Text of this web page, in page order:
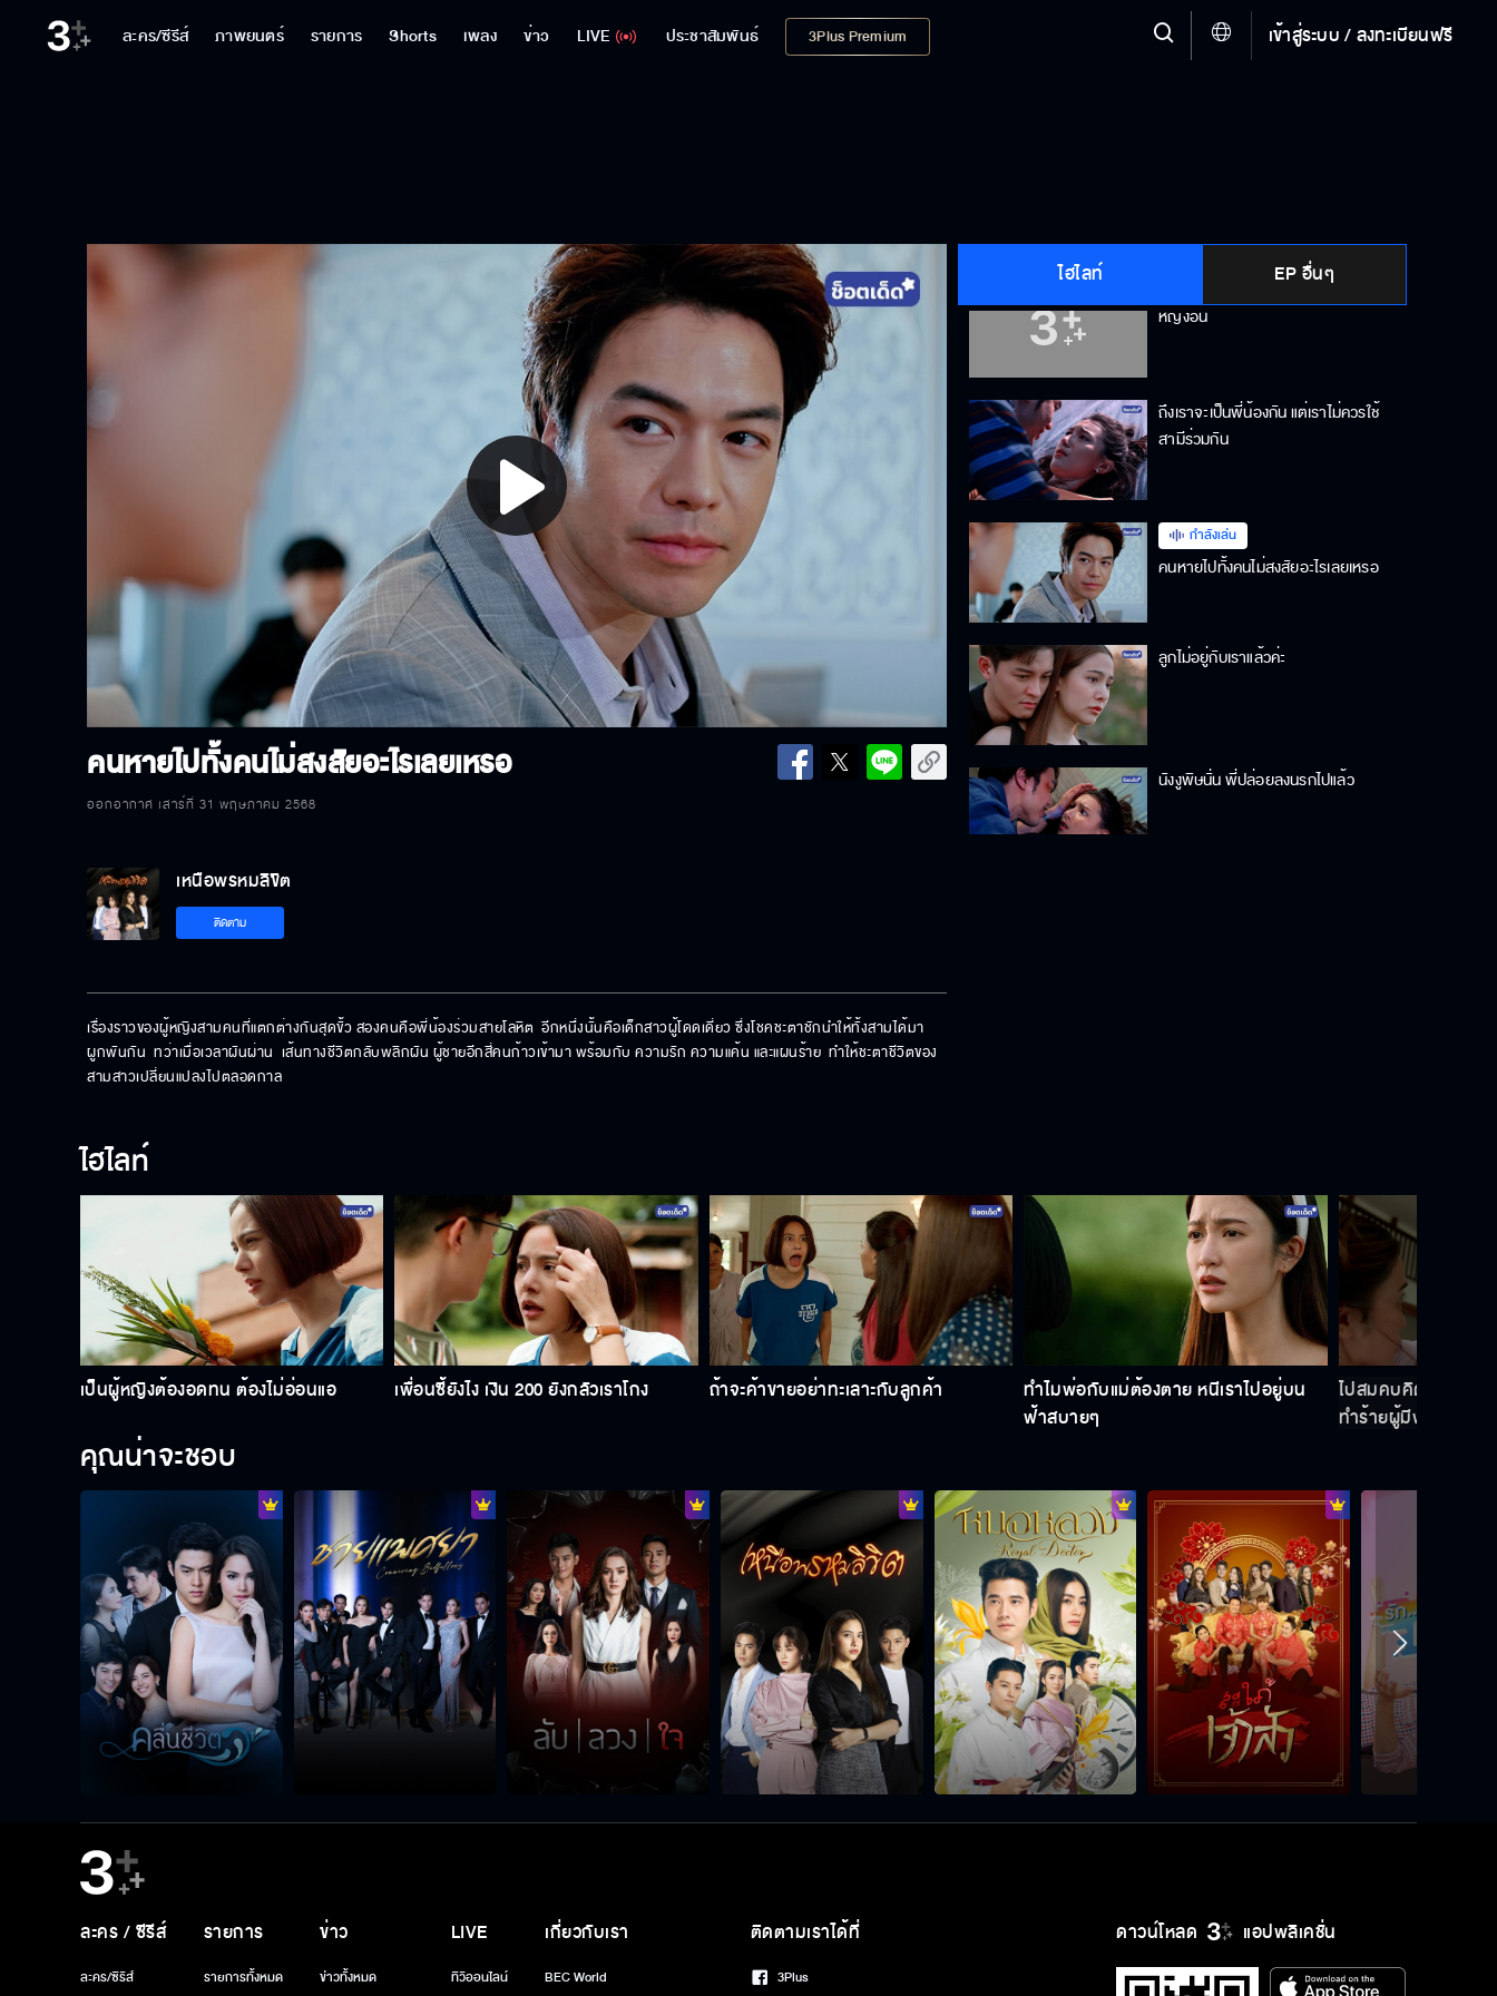
ละคร/ซีรีส์ ภาพยนตร์ รายการ Shorts เพลง ข่าว LIVE ประชาสัมพันธ์ 3Plus Premium เข้าสู่ระบบ / ลงทะเบียนฟรี
Play
Video
คนหายไปทั้งคนไม่สงสัยอะไรเลยเหรอ
ออกอากาศ เสาร์ที่ 31 พฤษภาคม 2568
ไฮไลท์ EP อื่นๆ
อั๊วะจะไม่ยอมให้ฮีใช้อั๊วะเป็นข้อต่อรอง
เมียทำตัวเป็นท่อนไม้ ผัวก็ต้องหาผู้
หญิงอื่น
ถึงเราจะเป็นพี่น้องกัน แต่เราไม่ควรใช้
สามีร่วมกัน
กำลังเล่น
คนหายไปทั้งคนไม่สงสัยอะไรเลยเหรอ
ลูกไม่อยู่กับเราแล้วค่ะ
นังงูพิษนั่น พี่ปล่อยลงนรกไปแล้ว
ถ้าลื้อไม่หยุด กระสุนวิ่งไปหา อาปา แน่
สุดท้ายไปคว้าลูกมาเฟียขายยามาทำ
ในที่สุดเราก็ได้มีลูก เหมือนที่เราฝันไว้
ตลอด
ถ้าคุณเข้าไปเสียบได้ รับรองได้ความ
ลับเพียบ
จะทำให้เห็นว่าจะกระชากเทพเจ้าลง
จากสวรรค์ยังไง
เหนือพรหมลิขิต
ติดตาม
เรื่องราวของผู้หญิงสามคนที่แตกต่างกันสุดขั้ว สองคนคือพี่น้องร่วมสายโลหิต  อีกหนึ่งนั้นคือเด็กสาวผู้โดดเดี่ยว ซึ่งโชคชะตาชักนำให้ทั้งสามได้มา
ผูกพันกัน  ทว่าเมื่อเวลาผันผ่าน  เส้นทางชีวิตกลับพลิกผัน ผู้ชายอีกสี่คนก้าวเข้ามา พร้อมกับ ความรัก ความแค้น และแผนร้าย  ทำให้ชะตาชีวิตของ
สามสาวเปลี่ยนแปลงไปตลอดกาล
ไฮไลท์
เป็นผู้หญิงต้องอดทน ต้องไม่อ่อนแอ เพื่อนซี้ยังไง เงิน 200 ยังกลัวเราโกง ถ้าจะค้าขายอย่าทะเลาะกับลูกค้า
ทำไมพ่อกับแม่ต้องตาย หนีเราไปอยู่บน
ฟ้าสบายๆ
ไปสมคบคิดกับคนน
ทำร้ายผู้มีพระคุณ
คุณน่าจะชอบ
ดาวน์โหลด แอปพลิเคชั่น
ละคร / ซีรีส์
ละคร/ซีรีส์
รายการ
รายการทั้งหมด
ข่าว
ข่าวทั้งหมด
LIVE
ทีวีออนไลน์
เกี่ยวกับเรา
BEC World
ติดตามเราได้ที่
3Plus